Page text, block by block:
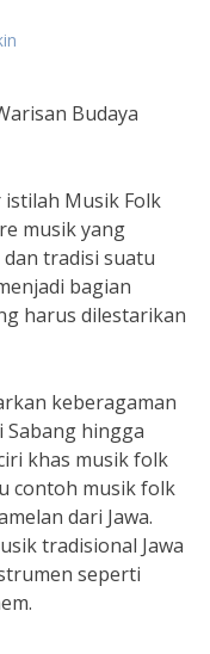
Budaya
Musik Folk
musik yang
tradisi suatu
bagian
harus dilestarikan
keberagaman
Sabang hingga
khas musik folk
contoh musik folk
dari Jawa.
tradisional Jawa
seperti